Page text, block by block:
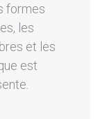
formes
les
et les
est